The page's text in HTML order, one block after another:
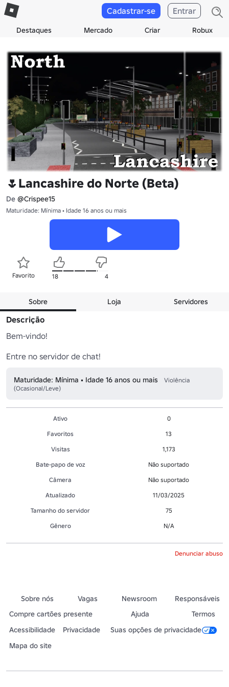
Destaques Mercado Criar Robux
Cadastrar-se Entrar
🌷Lancashire do Norte (Beta)
De @Crispee15
Maturidade: Mínima • Idade 16 anos ou mais
Favorito 18 4
Sobre Loja Servidores
Descrição
Bem-vindo!
Entre no servidor de chat!
Maturidade: Mínima • Idade 16 anos ou mais
Violência
(Ocasional/Leve)
Ativo
0
Favoritos
13
Visitas
1,173
Bate-papo de voz
Não suportado
Câmera
Não suportado
Atualizado
11/03/2025
Tamanho do servidor
75
Gênero
N/A
Denunciar abuso
Sobre nós Vagas Newsroom
Responsáveis
Compre cartões presente
Ajuda
Termos
Acessibilidade
Privacidade
Suas opções de privacidade
Mapa do site